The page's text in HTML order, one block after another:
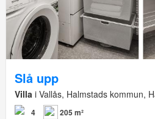
Slå upp
Villa i Vallås, Halmstads kommun,
4 205 m²